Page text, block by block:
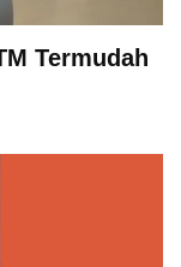
Termudah